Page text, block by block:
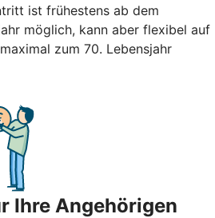
ist frühestens ab dem
möglich, kann aber flexibel auf
zum 70. Lebensjahr
Ihre Angehörigen